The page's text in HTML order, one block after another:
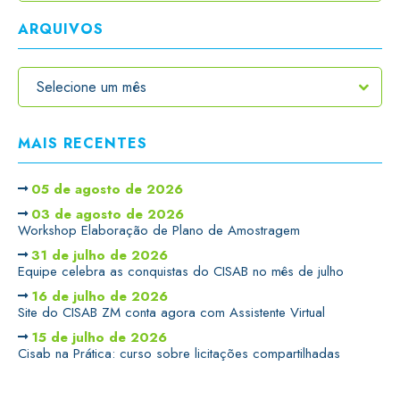
ARQUIVOS
MAIS RECENTES
05 de agosto de 2026
03 de agosto de 2026
Workshop Elaboração de Plano de Amostragem
31 de julho de 2026
Equipe celebra as conquistas do CISAB no mês de julho
16 de julho de 2026
Site do CISAB ZM conta agora com Assistente Virtual
15 de julho de 2026
Cisab na Prática: curso sobre licitações compartilhadas